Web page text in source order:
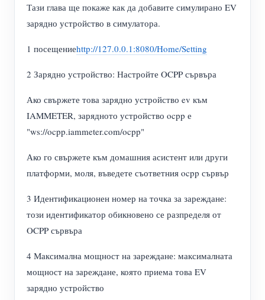
Тази глава ще покаже как да добавите симулирано EV
зарядно устройство в симулатора.
1 посещениеhttp://127.0.0.1:8080/Home/Setting
2 Зарядно устройство: Настройте OCPP сървъра
Ако свържете това зарядно устройство ev към
IAMMETER, зарядното устройство ocpp е
"ws://ocpp.iammeter.com/ocpp"
Ако го свържете към домашния асистент или други
платформи, моля, въведете съответния ocpp сървър
3 Идентификационен номер на точка за зареждане:
този идентификатор обикновено се разпределя от
OCPP сървъра
4 Максимална мощност на зареждане: максималната
мощност на зареждане, която приема това EV
зарядно устройство